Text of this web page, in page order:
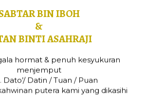
BIN IBOH
&
BINTI ASAHRAJI
hormat & penuh kesyukuran
menjemput
Dato’/ Datin / Tuan / Puan
putera kami yang dikasihi